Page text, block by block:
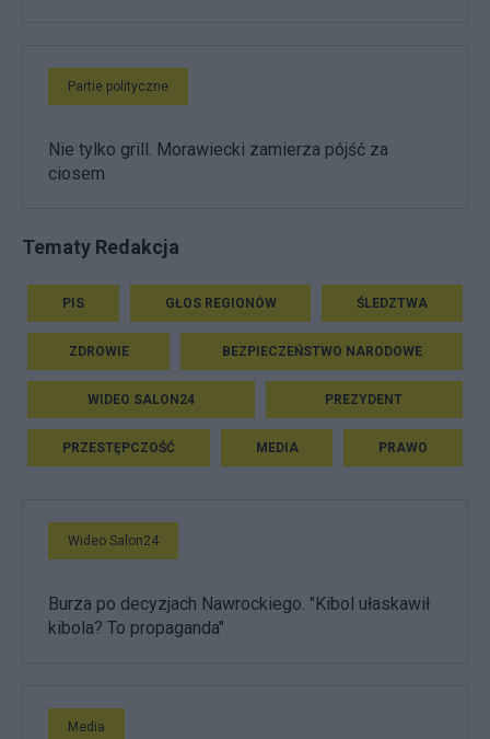
Partie polityczne
Nie tylko grill. Morawiecki zamierza pójść za
ciosem
Tematy Redakcja
PIS GŁOS REGIONÓW ŚLEDZTWA
ZDROWIE BEZPIECZEŃSTWO NARODOWE
WIDEO SALON24 PREZYDENT
PRZESTĘPCZOŚĆ MEDIA PRAWO
Wideo Salon24
Burza po decyzjach Nawrockiego. "Kibol ułaskawił
kibola? To propaganda"
Media